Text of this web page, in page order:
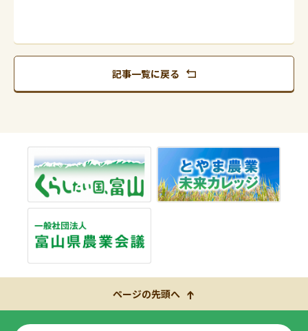
記事一覧に戻る
ページの先頭へ